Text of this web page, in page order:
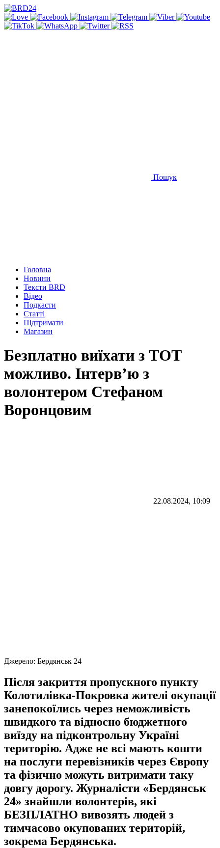
Пошук
Головна
Новини
Тексти BRD
Відео
Подкасти
Статті
Підтримати
Магазин
Безплатно виїхати з ТОТ
можливо. Інтерв’ю з
волонтером Стефаном
Воронцовим
22.08.2024, 10:09
Джерело: Бердянськ 24
Після закриття пропускного пункту
Колотилівка-Покровка жителі окупації
занепокоїлись через неможливість
швидкого та відносно бюджетного
виїзду на підконтрольну Україні
територію. Адже не всі мають кошти
на послуги перевізників через Європу
та фізично можуть витримати таку
довгу дорогу. Журналісти «Бердянськ
24» знайшли волонтерів, які
БЕЗПЛАТНО вивозять людей з
тимчасово окупованих територій,
зокрема Бердянська.